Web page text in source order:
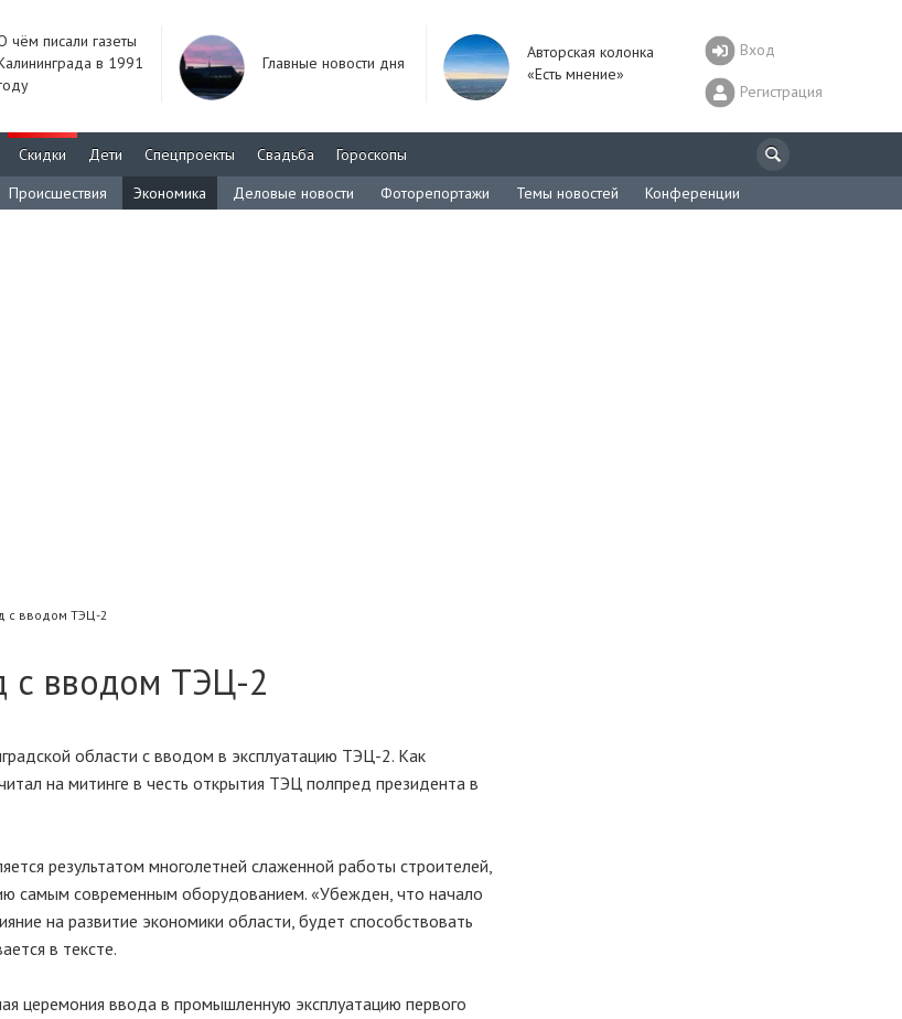
чём писали газеты
в 1991
Главные новости дня
Авторская колонка
«Есть мнение»
Вход
Регистрация
Скидки Дети Спецпроекты Свадьба
Гороскопы
Происшествия Экономика Деловые новости Фоторепортажи Темы новостей Конференции
с вводом ТЭЦ-2
с вводом ТЭЦ-2
области с вводом в эксплуатацию ТЭЦ-2. Как
на митинге в честь открытия ТЭЦ полпред президента в
результатом многолетней слаженной работы строителей,
самым современным оборудованием. «Убежден, что начало
на развитие экономики области, будет способствовать
в тексте.
церемония ввода в промышленную эксплуатацию первого